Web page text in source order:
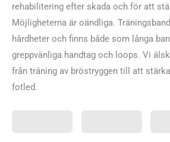
rehabilitering efter skada och för att
Möjligheterna är oändliga.
hårdheter och finns både som långa
greppvänliga handtag och loops. Vi
från träning av bröstryggen till att
fotled.